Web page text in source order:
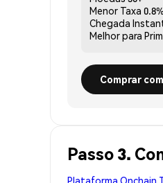
Menor Taxa 0.8%
Chegada
Melhor para
Comprar
Passo 3.
Plataforma Onchain